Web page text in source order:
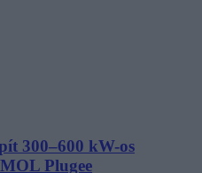
300–600 kW-os
Plugee